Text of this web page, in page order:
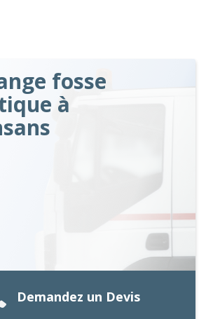
fosse
à
Demandez un Devis